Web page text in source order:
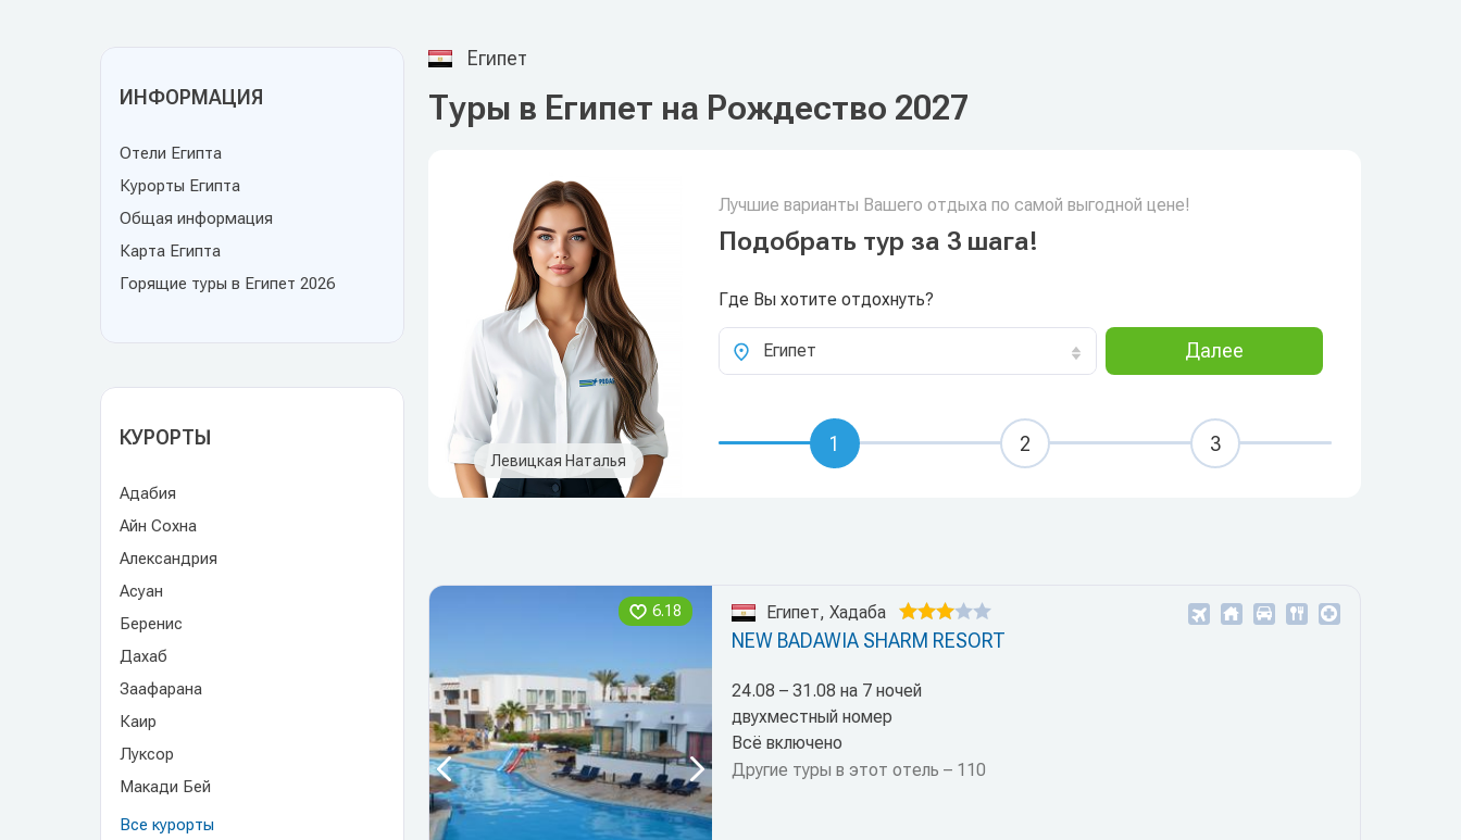
ИНФОРМАЦИЯ
Отели Египта
Курорты Египта
Общая информация
Карта Египта
Горящие туры в Египет 2026
КУРОРТЫ
Адабия
Айн Сохна
Александрия
Асуан
Беренис
Дахаб
Заафарана
Каир
Луксор
Макади Бей
Все курорты
Египет
Туры в Египет на Рождество 2027
Левицкая Наталья
Лучшие варианты Вашего отдыха по самой выгодной цене!
Подобрать тур за 3 шага!
Где Вы хотите отдохнуть?
Египет Далее
1 2 3
6.18 Египет, Хадаба
NEW BADAWIA SHARM RESORT
24.08 – 31.08 на 7 ночей
двухместный номер
Всё включено
Другие туры в этот отель – 110